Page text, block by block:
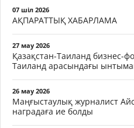
07 шіл 2026
АҚПАРАТТЫҚ ХАБАРЛАМА
27 мау 2026
Қазақстан-Таиланд
Таиланд арасындағы
26 мау 2026
Маңғыстаулық журналист
наградаға ие болды